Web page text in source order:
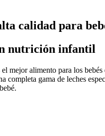
calidad para
nutrición infantil
mejor alimento para los
completa gama de leches